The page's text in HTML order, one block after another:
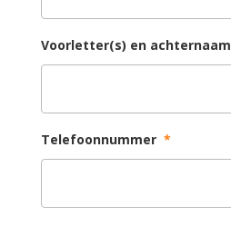
Voorletter(s) en achternaam
Telefoonnummer *